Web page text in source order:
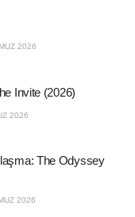
2026
Invite (2026)
2026
The Odyssey
2026